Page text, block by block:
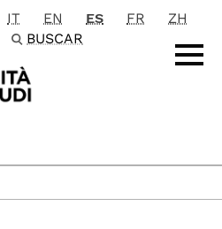
principale
IT EN ES FR
ZH
BUSCAR